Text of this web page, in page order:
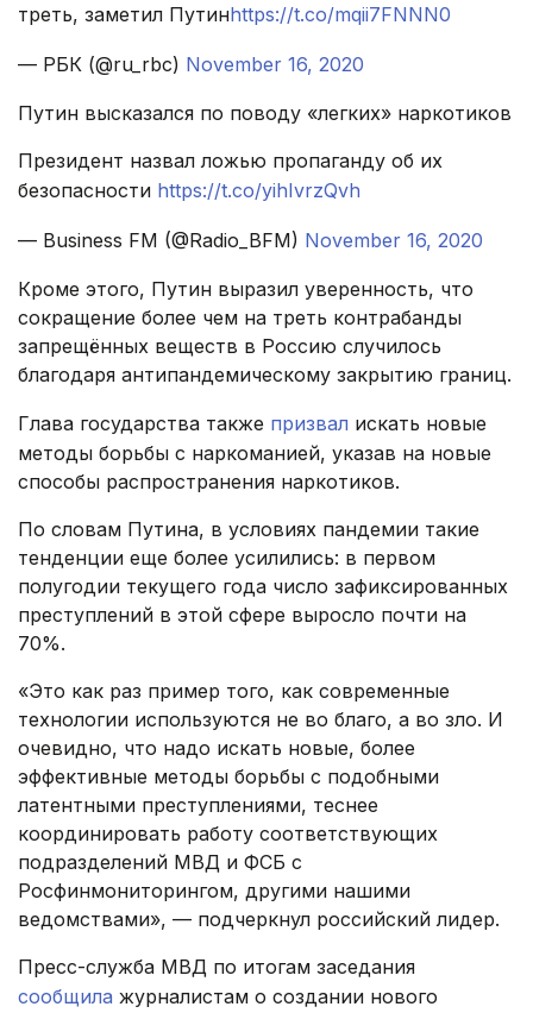
треть, заметил Путинhttps://t.co/mqii7FNNN0
— РБК (@ru_rbc) November 16, 2020
Путин высказался по поводу «легких» наркотиков
Президент назвал ложью пропаганду об их
безопасности https://t.co/yihIvrzQvh
— Business FM (@Radio_BFM) November 16, 2020
Кроме этого, Путин выразил уверенность, что
сокращение более чем на треть контрабанды
запрещённых веществ в Россию случилось
благодаря антипандемическому закрытию границ.
Глава государства также призвал искать новые
методы борьбы с наркоманией, указав на новые
способы распространения наркотиков.
По словам Путина, в условиях пандемии такие
тенденции еще более усилились: в первом
полугодии текущего года число зафиксированных
преступлений в этой сфере выросло почти на
70%.
«Это как раз пример того, как современные
технологии используются не во благо, а во зло. И
очевидно, что надо искать новые, более
эффективные методы борьбы с подобными
латентными преступлениями, теснее
координировать работу соответствующих
подразделений МВД и ФСБ с
Росфинмониторингом, другими нашими
ведомствами», — подчеркнул российский лидер.
Пресс-служба МВД по итогам заседания
сообщила журналистам о создании нового